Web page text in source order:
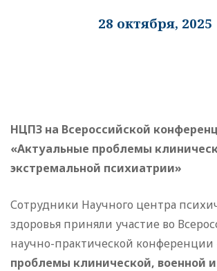
28 октября, 2025
НЦПЗ на Всероссийской
«Актуальные проблемы
экстремальной психиатрии»
Сотрудники Научного центра
здоровья приняли участие во
научно-практической конференции
проблемы клинической, военной и